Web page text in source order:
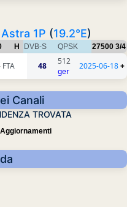
Astra 1P (19.2°E)
H DVB-S QPSK 27500 3/4
48
512
ger
2025-06-18+
Canali
TROVATA
Aggiornamenti